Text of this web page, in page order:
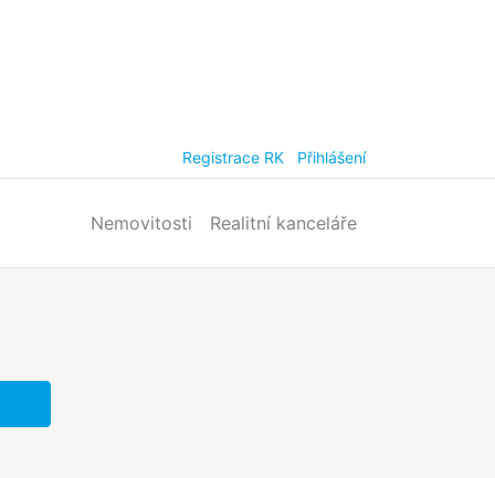
Registrace RK Přihlášení
Nemovitosti Realitní kanceláře